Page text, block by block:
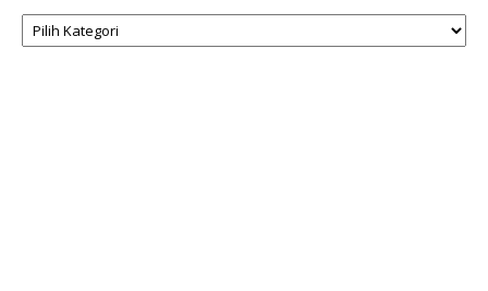
Kategori